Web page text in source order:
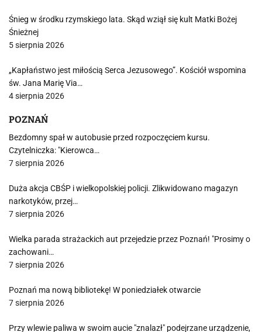
Śnieg w środku rzymskiego lata. Skąd wziął się kult Matki Bożej
Śnieżnej
5 sierpnia 2026
„Kapłaństwo jest miłością Serca Jezusowego”. Kościół wspomina
św. Jana Marię Via…
4 sierpnia 2026
POZNAŃ
Bezdomny spał w autobusie przed rozpoczęciem kursu.
Czytelniczka: "Kierowca…
7 sierpnia 2026
Duża akcja CBŚP i wielkopolskiej policji. Zlikwidowano magazyn
narkotyków, przej…
7 sierpnia 2026
Wielka parada strażackich aut przejedzie przez Poznań! "Prosimy o
zachowani…
7 sierpnia 2026
Poznań ma nową bibliotekę! W poniedziałek otwarcie
7 sierpnia 2026
Przy wlewie paliwa w swoim aucie "znalazł" podejrzane urządzenie,